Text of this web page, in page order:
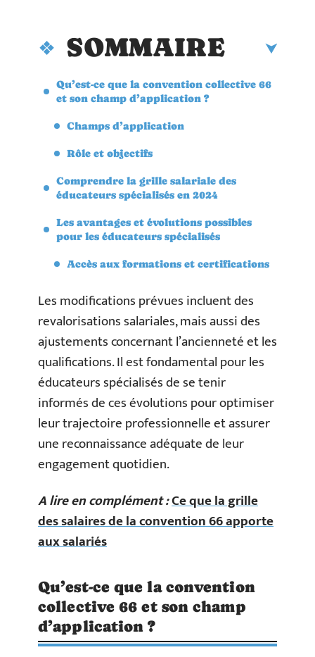
SOMMAIRE
Qu’est-ce que la convention collective 66
et son champ d’application ?
Champs d’application
Rôle et objectifs
Comprendre la grille salariale des
éducateurs spécialisés en 2024
Les avantages et évolutions possibles
pour les éducateurs spécialisés
Accès aux formations et certifications
Les modifications prévues incluent des
revalorisations salariales, mais aussi des
ajustements concernant l’ancienneté et les
qualifications. Il est fondamental pour les
éducateurs spécialisés de se tenir
informés de ces évolutions pour optimiser
leur trajectoire professionnelle et assurer
une reconnaissance adéquate de leur
engagement quotidien.
A lire en complément :Ce que la grille
des salaires de la convention 66 apporte
aux salariés
Qu’est-ce que la convention
collective 66 et son champ
d’application ?